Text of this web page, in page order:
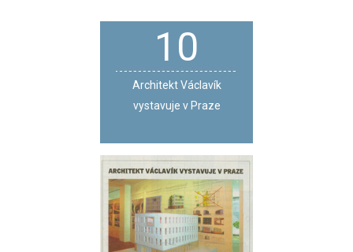
10
Architekt Václavík
vystavuje v Praze